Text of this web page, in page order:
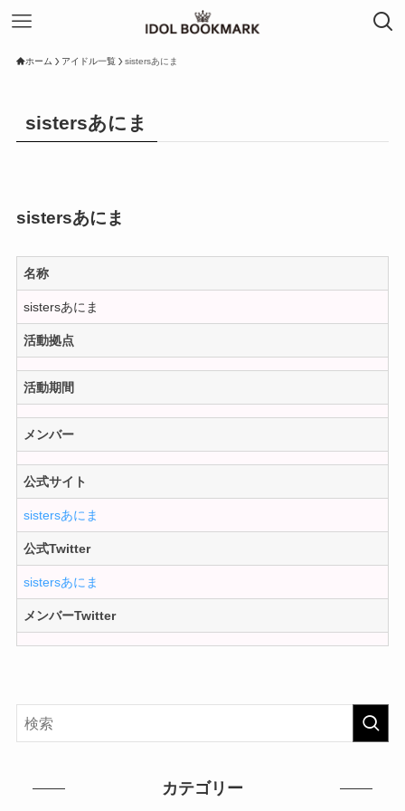
ホーム アイドル一覧 sistersあにま
sistersあにま
sistersあにま
名称
sistersあにま
活動拠点
活動期間
メンバー
公式サイト
sistersあにま
公式Twitter
sistersあにま
メンバーTwitter
カテゴリー